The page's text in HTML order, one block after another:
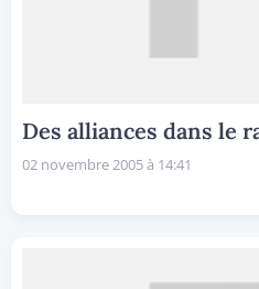
Des alliances dans le
02 novembre 2005 à 14:41